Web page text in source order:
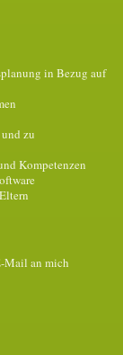
in Bezug auf
zu
Kompetenzen
Mail an mich